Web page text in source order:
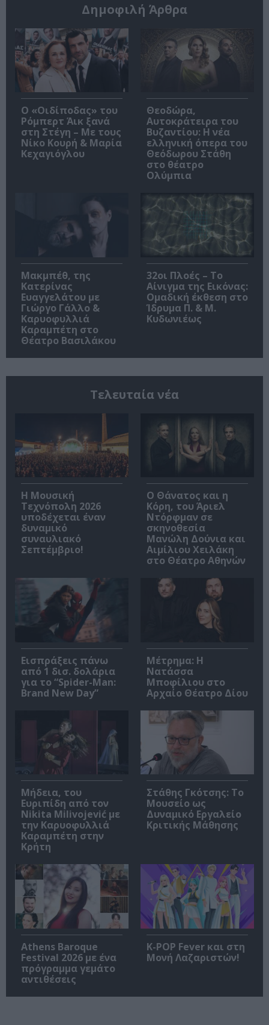
Δημοφιλή Άρθρα
O «Οιδίποδας» του
Ρόμπερτ Άικ ξανά
στη Στέγη – Με τους
Νίκο Κουρή & Μαρία
Κεχαγιόγλου
Θεοδώρα,
Αυτοκράτειρα του
Βυζαντίου: Η νέα
ελληνική όπερα του
Θεόδωρου Στάθη
στο θέατρο
Ολύμπια
Μακμπέθ, της
Κατερίνας
Ευαγγελάτου με
Γιώργο Γάλλο &
Καρυοφυλλιά
Καραμπέτη στο
Θέατρο Βασιλάκου
32οι Πλοές – Το
Αίνιγμα της Εικόνας:
Ομαδική έκθεση στο
Ίδρυμα Π. & Μ.
Κυδωνιέως
Τελευταία νέα
Η Μουσική
Τεχνόπολη 2026
υποδέχεται έναν
δυναμικό
συναυλιακό
Σεπτέμβριο!
Ο Θάνατος και η
Κόρη, του Άριελ
Ντόρφμαν σε
σκηνοθεσία
Μανώλη Δούνια και
Αιμίλιου Χειλάκη
στο Θέατρο Αθηνών
Εισπράξεις πάνω
από 1 δισ. δολάρια
για το “Spider-Man:
Brand New Day”
Μέτρημα: Η
Νατάσσα
Μποφίλιου στο
Αρχαίο Θέατρο Δίου
Μήδεια, του
Ευριπίδη από τον
Nikita Milivojević με
την Καρυοφυλλιά
Καραμπέτη στην
Κρήτη
Στάθης Γκότσης: Το
Μουσείο ως
Δυναμικό Εργαλείο
Κριτικής Μάθησης
Athens Baroque
Festival 2026 με ένα
πρόγραμμα γεμάτο
αντιθέσεις
K-POP Fever και στη
Μονή Λαζαριστών!